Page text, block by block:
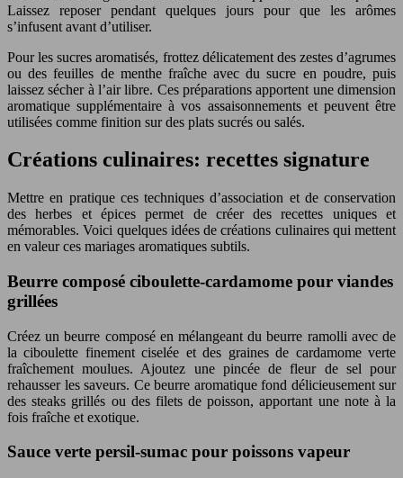
Laissez reposer pendant quelques jours pour que les arômes
s’infusent avant d’utiliser.
Pour les sucres aromatisés, frottez délicatement des zestes d’agrumes
ou des feuilles de menthe fraîche avec du sucre en poudre, puis
laissez sécher à l’air libre. Ces préparations apportent une dimension
aromatique supplémentaire à vos assaisonnements et peuvent être
utilisées comme finition sur des plats sucrés ou salés.
Créations culinaires: recettes signature
Mettre en pratique ces techniques d’association et de conservation
des herbes et épices permet de créer des recettes uniques et
mémorables. Voici quelques idées de créations culinaires qui mettent
en valeur ces mariages aromatiques subtils.
Beurre composé ciboulette-cardamome pour viandes
grillées
Créez un beurre composé en mélangeant du beurre ramolli avec de
la ciboulette finement ciselée et des graines de cardamome verte
fraîchement moulues. Ajoutez une pincée de fleur de sel pour
rehausser les saveurs. Ce beurre aromatique fond délicieusement sur
des steaks grillés ou des filets de poisson, apportant une note à la
fois fraîche et exotique.
Sauce verte persil-sumac pour poissons vapeur